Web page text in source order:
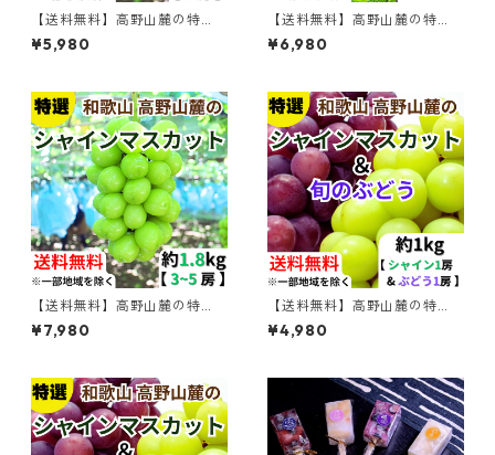
【送料無料】高野山麓の特
選 シャインマスカット 約１k
g 【和歌山ぶどう】
¥5,980
【送料無料】高野山麓の特
選 旬のぶどう 約1.8kg 【和
歌山ぶどう】
¥6,980
【送料無料】高野山麓の特
選 シャインマスカット 約1.8
kg 【和歌山ぶどう】
¥7,980
【送料無料】高野山麓の特
選 シャインマスカット＆旬
のぶどう セット 約1kg 【和歌
¥4,980